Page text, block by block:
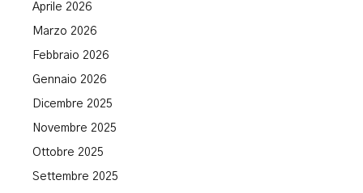
Aprile 2026
Marzo 2026
Febbraio 2026
Gennaio 2026
Dicembre 2025
Novembre 2025
Ottobre 2025
Settembre 2025